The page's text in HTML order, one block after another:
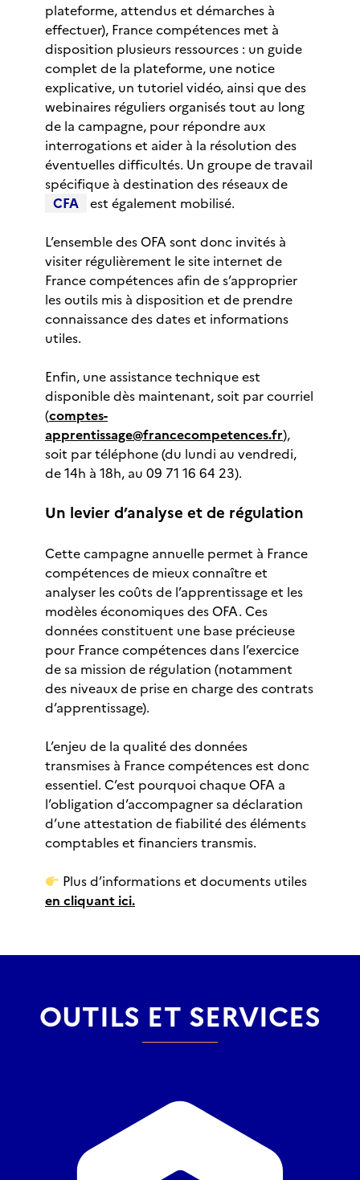
plateforme, attendus et démarches à
effectuer), France compétences met à
disposition plusieurs ressources : un guide
complet de la plateforme, une notice
explicative, un tutoriel vidéo, ainsi que des
webinaires réguliers organisés tout au long
de la campagne, pour répondre aux
interrogations et aider à la résolution des
éventuelles difficultés. Un groupe de travail
spécifique à destination des réseaux de
CFA est également mobilisé.
L’ensemble des OFA sont donc invités à
visiter régulièrement le site internet de
France compétences afin de s’approprier
les outils mis à disposition et de prendre
connaissance des dates et informations
utiles.
Enfin, une assistance technique est
disponible dès maintenant, soit par courriel
(comptes-
apprentissage@francecompetences.fr),
soit par téléphone (du lundi au vendredi,
de 14h à 18h, au 09 71 16 64 23).
Un levier d’analyse et de régulation
Cette campagne annuelle permet à France
compétences de mieux connaître et
analyser les coûts de l’apprentissage et les
modèles économiques des OFA. Ces
données constituent une base précieuse
pour France compétences dans l’exercice
de sa mission de régulation (notamment
des niveaux de prise en charge des contrats
d’apprentissage).
L’enjeu de la qualité des données
transmises à France compétences est donc
essentiel. C’est pourquoi chaque OFA a
l’obligation d’accompagner sa déclaration
d’une attestation de fiabilité des éléments
comptables et financiers transmis.
Plus d’informations et documents utiles
en cliquant ici.
OUTILS ET SERVICES